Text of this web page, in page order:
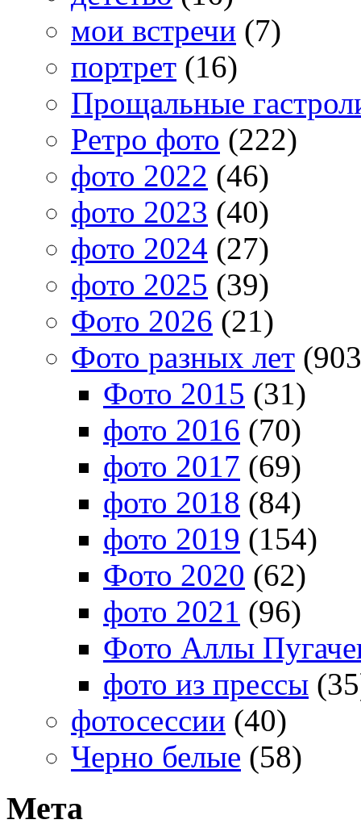
мои встречи (7)
портрет (16)
Прощальные
Ретро фото (222)
фото 2022 (46)
фото 2023 (40)
фото 2024 (27)
фото 2025 (39)
Фото 2026 (21)
Фото разных лет
Фото 2015 (31)
фото 2016 (70)
фото 2017 (69)
фото 2018 (84)
фото 2019 (154)
Фото 2020 (62)
фото 2021 (96)
Фото Аллы
фото из прессы
фотосессии (40)
Черно белые (58)
Мета